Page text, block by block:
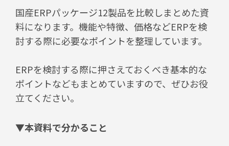
国産ERPパッケージ12製品を比較しまとめた資
料になります。機能や特徴、価格などERPを検
討する際に必要なポイントを整理しています。
ERPを検討する際に押さえておくべき基本的な
ポイントなどもまとめていますので、ぜひお役
立てください。
▼本資料で分かること